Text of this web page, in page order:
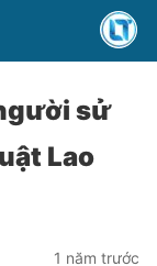
sử
Lao
1 năm trước